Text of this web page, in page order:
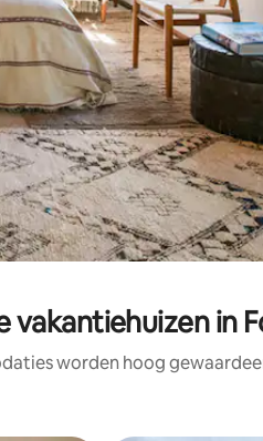
vakantiehuizen in
worden hoog